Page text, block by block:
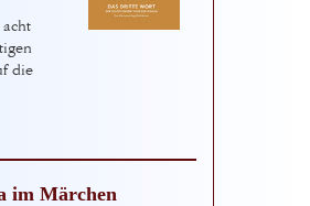
acht
die
im Märchen